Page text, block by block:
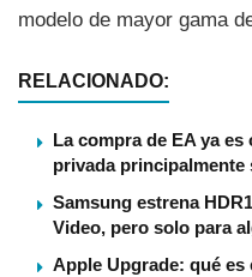
modelo de mayor gama
RELACIONADO:
La compra de EA ya
privada principalmente
Samsung estrena
Video, pero solo para
Apple Upgrade: qué